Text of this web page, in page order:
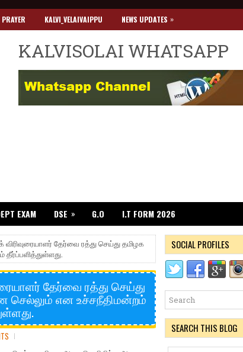
PRAYER KALVI_VELAIVAIPPU NEWS UPDATES »
KALVISOLAI WHATSAPP
EXAM DSE » G.O I.T FORM 2026
விரிவுரையாளர் தேர்வை ரத்து செய்து தமிழக
தேர்வை ரத்து செய்து
செல்லும் என உச்சநீதிமன்றம்
SOCIAL PROFILES
SEARCH THIS BLOG